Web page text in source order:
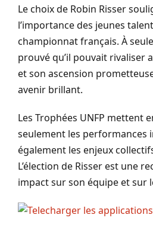
Le choix de Robin Risser
l’importance des jeunes
championnat français. À
prouvé qu’il pouvait rivaliser
et son ascension
avenir brillant.
Les Trophées UNFP mettent
seulement les performances
également les enjeux
L’élection de Risser est une
impact sur son équipe et sur